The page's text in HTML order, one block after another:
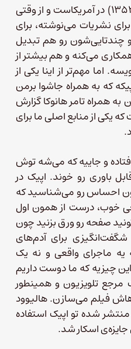
جاشوا دیویس متولد ۱۹۷۴ (۱۳۵۳) در آمریکاست و از وقتی
نشریات می‌نوشته، برای
رو هم تبدیل
می‌کنه و هم بیشتر از
اما مهم‌تر از اینا یکی از
که به همراه جاشوا برمن
به همراه تامر هانوکا گزارش
یکی از منابع اصلی ما برای
۲۰۱۳ راه افتاده و جاییه که می‌شه توش
باوری رو خوند. اپیک در
احساس رو می‌شناسید که
خوب، درست از همون اول
صفحه رو ورق بزنید چون
برای آدم‌های
یه ماجرای واقعی و نه یک
چیزیه که ما دوست داریم
مرجع تلویزیون و همینطور
فیلم می‌سازن. هالیوود
از ۲۵ مقاله‌ی منتشر شده تو اپیک استفاده
جایزه‌ی اسکار شد.